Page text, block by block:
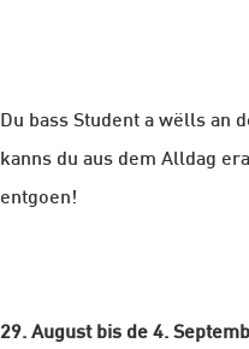
Du bass Student a wëlls an
kanns du aus dem Alldag
entgoen!
29. August bis de 4.